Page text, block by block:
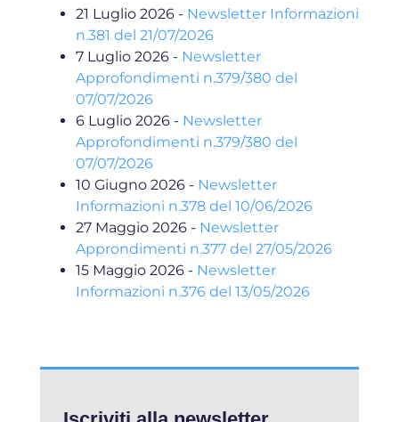
21 Luglio 2026 - Newsletter Informazioni
n.381 del 21/07/2026
7 Luglio 2026 - Newsletter
Approfondimenti n.379/380 del
07/07/2026
6 Luglio 2026 - Newsletter
Approfondimenti n.379/380 del
07/07/2026
10 Giugno 2026 - Newsletter
Informazioni n.378 del 10/06/2026
27 Maggio 2026 - Newsletter
Approndimenti n.377 del 27/05/2026
15 Maggio 2026 - Newsletter
Informazioni n.376 del 13/05/2026